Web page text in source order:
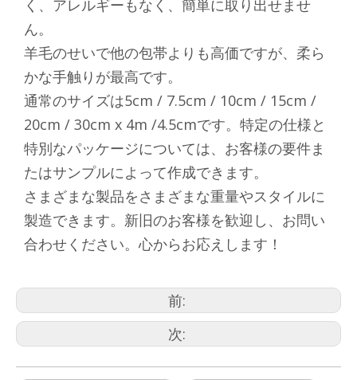
く、アレルギーもなく、簡単に取り出せませ
ん。
羊毛のせいで他の包帯よりも高価ですが、柔ら
かな手触りが最高です。
通常のサイズは5cm / 7.5cm / 10cm / 15cm /
20cm / 30cm x 4m /4.5cmです。特定の仕様と
特別なパッケージについては、お客様の要件ま
たはサンプルによって作成できます。
さまざまな製品をさまざまな重量やスタイルに
製造できます。新旧のお客様を歓迎し、お問い
合わせください。心からお応えします！
前:
次: